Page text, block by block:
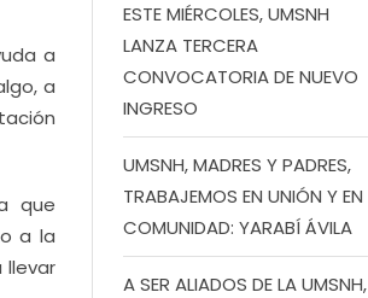
a
a
que
a la
llevar
ESTE MIÉRCOLES, UMSNH
LANZA TERCERA
CONVOCATORIA DE NUEVO
INGRESO
UMSNH, MADRES Y PADRES,
TRABAJEMOS EN UNIÓN Y EN
COMUNIDAD: YARABÍ ÁVILA
A SER ALIADOS DE LA UMSNH,